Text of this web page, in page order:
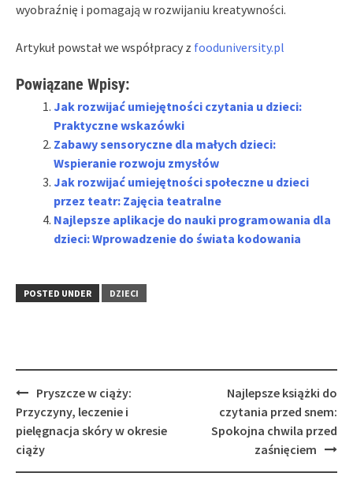
wyobraźnię i pomagają w rozwijaniu kreatywności.
Artykuł powstał we współpracy z fooduniversity.pl
Powiązane Wpisy:
Jak rozwijać umiejętności czytania u dzieci:
Praktyczne wskazówki
Zabawy sensoryczne dla małych dzieci:
Wspieranie rozwoju zmysłów
Jak rozwijać umiejętności społeczne u dzieci
przez teatr: Zajęcia teatralne
Najlepsze aplikacje do nauki programowania dla
dzieci: Wprowadzenie do świata kodowania
POSTED UNDER DZIECI
Post
navigation
Pryszcze w ciąży:
Przyczyny, leczenie i
pielęgnacja skóry w okresie
ciąży
Najlepsze książki do
czytania przed snem:
Spokojna chwila przed
zaśnięciem